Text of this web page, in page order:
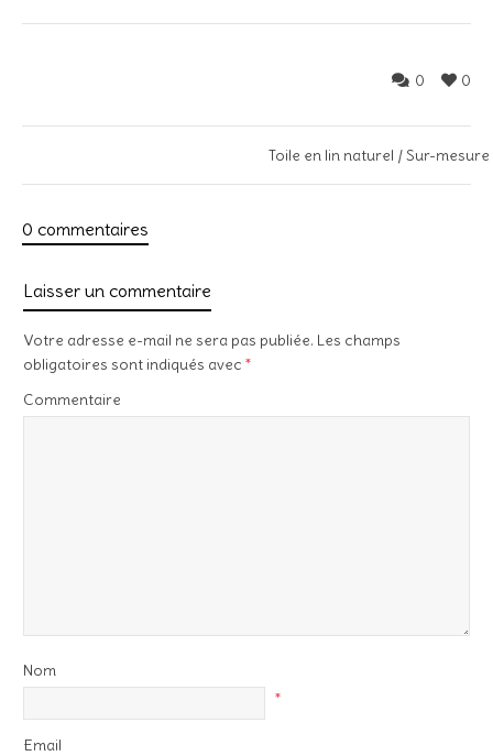
0
0
Toile en lin naturel / Sur-mesure
0 commentaires
Laisser un commentaire
Votre adresse e-mail ne sera pas publiée. Les champs
obligatoires sont indiqués avec *
Commentaire
Nom
*
Email